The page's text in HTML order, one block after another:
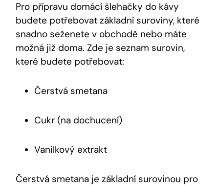
Pro přípravu domácí šlehačky do kávy
budete potřebovat základní suroviny, které
snadno seženete v obchodě nebo máte
možná již doma. Zde je seznam surovin,
které budete potřebovat:
Čerstvá smetana
Cukr (na dochucení)
Vanilkový extrakt
Čerstvá smetana je základní surovinou pro